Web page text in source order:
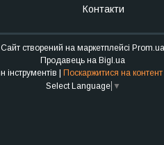
Контакти
Сайт створений на маркетплейсі Prom.ua
Продавець на Bigl.ua
Поскаржитися на контент
Select Language ▼